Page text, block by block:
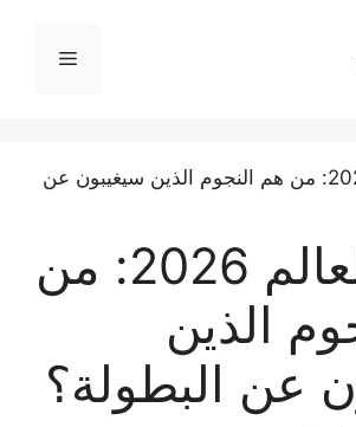
القائمة
كأس العالم 2026: من
الذين
عن البطولة؟